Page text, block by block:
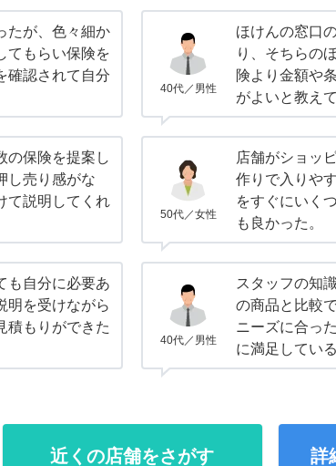
たが、色々細か
てもらい保険を
確認されて自分
40代／男性
ほけんの窓口
り、そちらの
険より金額や
がよいと教え
の保険を提案し
し売り感がな
て説明してくれ
50代／女性
店舗がショッ
作りで入りや
をすぐにいく
も良かった。
も自分に必要あ
明を受けながら
積もりができた
40代／男性
スタッフの知
の商品と比較
ニーズに合っ
に満足している
近くの店舗をさがす 詳